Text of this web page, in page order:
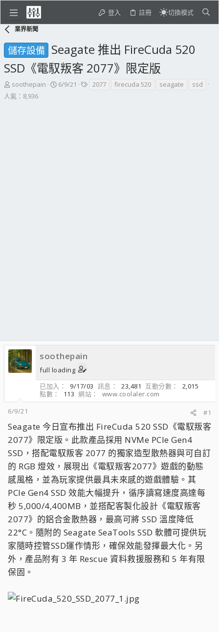
登入 註冊 切換模式
業界新聞
儲存設備 Seagate 推出 FireCuda 520
SSD《電馭叛客 2077》限定版
主
題
soothepain
開
6/9/21
標
2077 firecuda 520 seagate
ssd
人氣：8,936
soothepain
full loading
已加入
9/17/03 訊息 23,481 互動分數
2,015
點數
113 網站
www.coolaler.com
6/9/21
#1
Seagate 今日宣布推出 FireCuda 520 SSD《電馭叛客
2077》限定版。此款產品採用 NVMe PCIe Gen4
SSD，搭配電馭叛客 2077 的獨家造型散熱器與可自訂
的 RGB 燈效，展現出《電馭叛客2077》遊戲的動態
感風格，並為玩家提供最具未來感的遊戲體驗。其
PCIe Gen4 SSD 效能大幅提升，循序讀寫速度高達每
秒 5,000/4,400MB，並搭配客製化設計《電馭叛客
2077》的鋁合金散熱器，最高可將 SSD 溫度降低
22°C。隨附的 Seagate SeaTools SSD 軟體可提供玩
家隨時控管SSD運作情形，確保效能發揮最大化。另
外，產品附有 3 年 Rescue 資料救援服務和 5 年有限
保固。